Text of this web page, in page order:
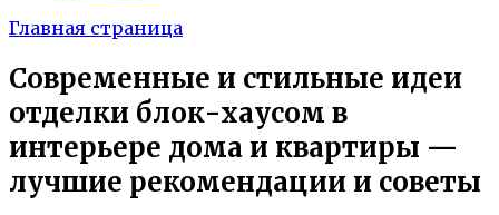
Главная страница
Современные и стильные идеи
отделки блок-хаусом в
интерьере дома и квартиры —
лучшие рекомендации и советы